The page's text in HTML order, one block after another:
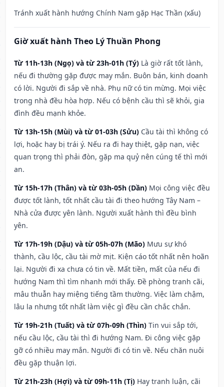
Tránh xuất hành hướng Chính Nam gặp Hạc Thần (xấu)
Giờ xuất hành Theo Lý Thuần Phong
Từ 11h-13h (Ngọ) và từ 23h-01h (Tý) Là giờ rất tốt lành,
nếu đi thường gặp được may mắn. Buôn bán, kinh doanh
có lời. Người đi sắp về nhà. Phụ nữ có tin mừng. Mọi việc
trong nhà đều hòa hợp. Nếu có bệnh cầu thì sẽ khỏi, gia
đình đều mạnh khỏe.
Từ 13h-15h (Mùi) và từ 01-03h (Sửu) Cầu tài thì không có
lợi, hoặc hay bị trái ý. Nếu ra đi hay thiệt, gặp nạn, việc
quan trọng thì phải đòn, gặp ma quỷ nên cúng tế thì mới
an.
Từ 15h-17h (Thân) và từ 03h-05h (Dần) Mọi công việc đều
được tốt lành, tốt nhất cầu tài đi theo hướng Tây Nam –
Nhà cửa được yên lành. Người xuất hành thì đều bình
yên.
Từ 17h-19h (Dậu) và từ 05h-07h (Mão) Mưu sự khó
thành, cầu lộc, cầu tài mờ mịt. Kiện cáo tốt nhất nên hoãn
lại. Người đi xa chưa có tin về. Mất tiền, mất của nếu đi
hướng Nam thì tìm nhanh mới thấy. Đề phòng tranh cãi,
mâu thuẫn hay miệng tiếng tầm thường. Việc làm chậm,
lâu la nhưng tốt nhất làm việc gì đều cần chắc chắn.
Từ 19h-21h (Tuất) và từ 07h-09h (Thìn) Tin vui sắp tới,
nếu cầu lộc, cầu tài thì đi hướng Nam. Đi công việc gặp
gỡ có nhiều may mắn. Người đi có tin về. Nếu chăn nuôi
đều gặp thuận lợi.
Từ 21h-23h (Hợi) và từ 09h-11h (Tị) Hay tranh luận, cãi